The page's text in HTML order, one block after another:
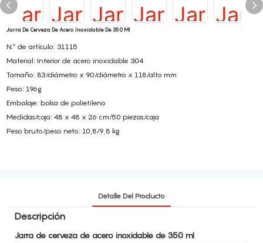
Jarra De Cerveza De Acero Inoxidable De 350 Ml
N.º de artículo: 31115
Material: Interior de acero inoxidable 304
Tamaño: 83/diámetro x 90/diámetro x 118/alto mm
Peso: 196g
Embalaje: bolsa de polietileno
Medidas/caja: 48 x 48 x 26 cm/50 piezas/caja
Peso bruto/peso neto: 10,8/9,8 kg
Detalle Del Producto
Descripción
Jarra de cerveza de acero inoxidable de 350 ml